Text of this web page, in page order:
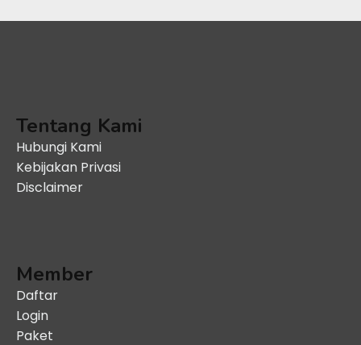
Tentang Kami
Hubungi Kami
Kebijakan Privasi
Disclaimer
Member
Daftar
Login
Paket